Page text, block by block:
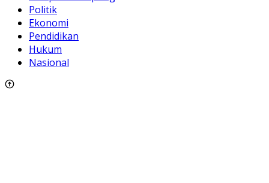
Politik
Ekonomi
Pendidikan
Hukum
Nasional